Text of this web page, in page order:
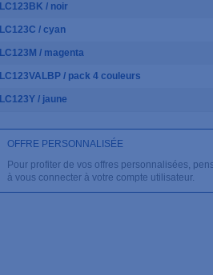
LC123BK / noir
LC123C / cyan
LC123M / magenta
LC123VALBP / pack 4 couleurs
LC123Y / jaune
OFFRE PERSONNALISÉE
Pour profiter de vos offres personnalisées,
à vous connecter à votre compte utilisateur.